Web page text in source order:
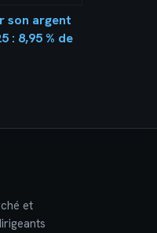
son argent
: 8,95 % de
et